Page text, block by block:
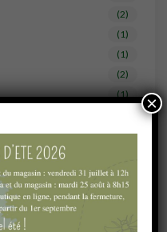
(2)
(1)
(1)
(2)
(1)
(1)
(1)
(1)
×